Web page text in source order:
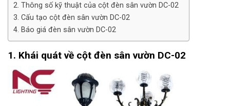
2. Thông số kỹ thuật của cột đèn sân vườn DC-02
3. Cấu tạo cột đèn sân vườn DC-02
4. Báo giá đèn sân vườn DC-02
1. Khái quát về cột đèn sân vườn DC-02